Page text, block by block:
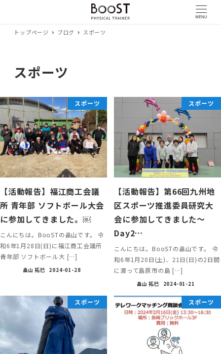
MENU
トップページ ブログ スポーツ
スポーツ
スポーツ
【活動報告】福江商工会議
所 青年部 ソフトボール大会
に参加してきました。￼
こんにちは。BooSTの畠山です。 令
和6年1月28日(日)に福江商工会議所
青年部 ソフトボール大 […]
畠山 拓巳 2024-01-28
スポーツ
【活動報告】第66回九州地
区スポーツ推進委員研究大
会に参加してきました〜
Day2…
こんにちは。BooSTの畠山です。 令
和6年1月20日(土)、21日(日)の2日間
に渡って島原市の島 […]
畠山 拓巳 2024-01-21
スポーツ スポーツ